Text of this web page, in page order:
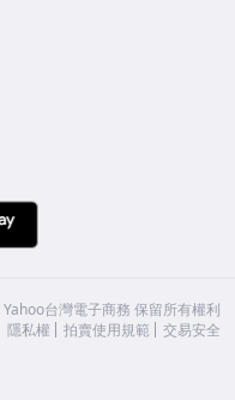
Yahoo台灣電子商務 保留所有權利
隱私權 拍賣使用規範 交易安全